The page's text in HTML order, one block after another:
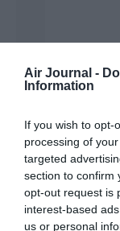
Air Journal -
Information
If you wish to opt-
processing of
targeted
section to confirm
opt-out request is
interest-based
us or personal
Il